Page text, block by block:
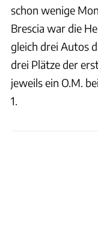
schon wenige
Brescia war die
gleich drei Autos
drei Plätze der
jeweils ein O.M.
1.